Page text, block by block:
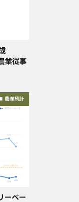
業従事
農業統計
ーベー